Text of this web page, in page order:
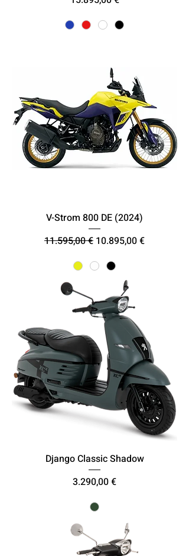
V-Strom 800 DE (2024)
Κανονική τιμή
11.595,00 € Τιμή Έκπτωσης
10.895,00 €
Django Classic Shadow
Τιμή
3.290,00 €